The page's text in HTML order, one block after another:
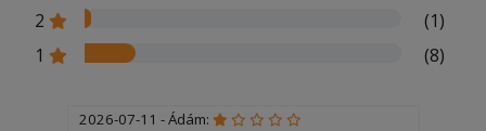
2
(1)
1
(8)
2026-07-11 - Ádám: